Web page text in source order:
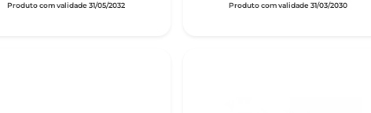
Produto com validade 31/05/2032 Produto com validade 31/03/2030